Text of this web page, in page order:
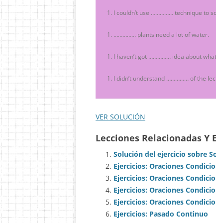
I couldn’t use …………… technique to
…………… plants need a lot of water.
I haven’t got …………… idea about
I didn’t understand …………… of the
VER SOLUCIÓN
Lecciones Relacionadas Y
Solución del ejercicio sobre
Ejercicios: Oraciones
Ejercicios: Oraciones
Ejercicios: Oraciones
Ejercicios: Oraciones
Ejercicios: Pasado Continuo